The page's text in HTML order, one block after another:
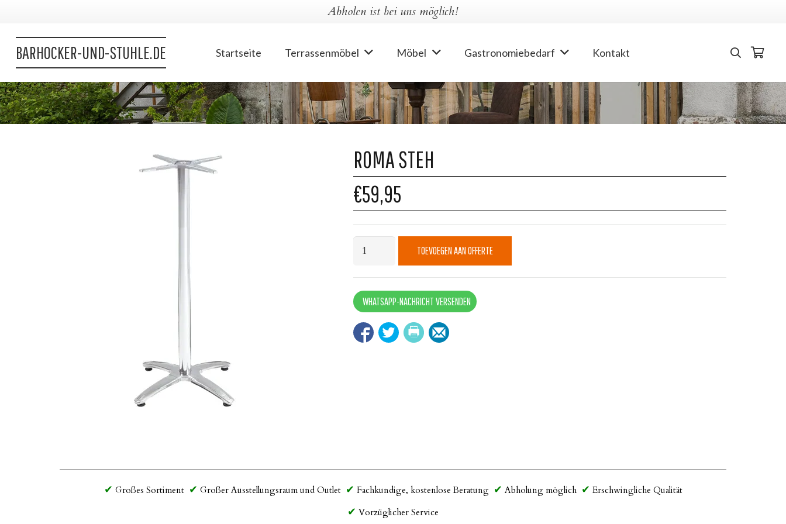
Abholen ist bei uns möglich!
BARHOCKER-UND-STUHLE.DE Startseite Terrassenmöbel Möbel Gastronomiebedarf Kontakt
ROMA STEH
€59,95
Roma
quantity
TOEVOEGEN AAN OFFERTE
WHATSAPP-NACHRICHT VERSENDEN
Großes Sortiment Großer Ausstellungsraum und Outlet Fachkundige, kostenlose Beratung Abholung möglich
Erschwingliche Qualität
Vorzüglicher Service